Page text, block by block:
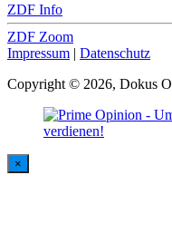
ZDF Info
ZDF Zoom
Impressum | Datenschutz
Copyright © 2026, Dokus
×